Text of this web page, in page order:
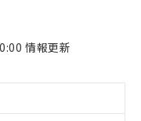
情報更新